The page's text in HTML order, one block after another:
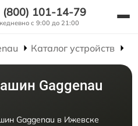
(800) 101-14-79
с 9:00 до 21:00
Каталог устройств
Gaggenau
Gaggenau в Ижевске